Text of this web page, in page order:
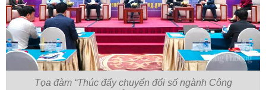
Tọa đàm “Thúc đẩy chuyển đổi số ngành Công